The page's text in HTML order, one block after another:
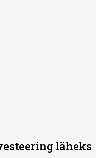
läheks